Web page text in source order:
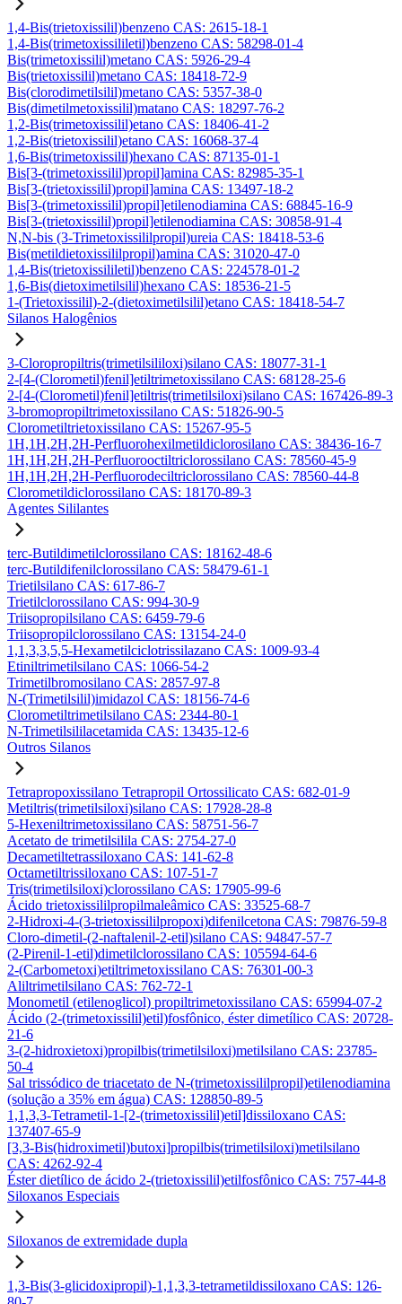
1,4-Bis(trietoxissilil)benzeno CAS: 2615-18-1
1,4-Bis(trimetoxissililetil)benzeno CAS: 58298-01-4
Bis(trimetoxissilil)metano CAS: 5926-29-4
Bis(trietoxissilil)metano CAS: 18418-72-9
Bis(clorodimetilsilil)metano CAS: 5357-38-0
Bis(dimetilmetoxissilil)matano CAS: 18297-76-2
1,2-Bis(trimetoxissilil)etano CAS: 18406-41-2
1,2-Bis(trietoxissilil)etano CAS: 16068-37-4
1,6-Bis(trimetoxissilil)hexano CAS: 87135-01-1
Bis[3-(trimetoxissilil)propil]amina CAS: 82985-35-1
Bis[3-(trietoxissilil)propil]amina CAS: 13497-18-2
Bis[3-(trimetoxissilil)propil]etilenodiamina CAS: 68845-16-9
Bis[3-(trietoxissilil)propil]etilenodiamina CAS: 30858-91-4
N,N-bis (3-Trimetoxissililpropil)ureia CAS: 18418-53-6
Bis(metildietoxissililpropil)amina CAS: 31020-47-0
1,4-Bis(trietoxissililetil)benzeno CAS: 224578-01-2
1,6-Bis(dietoximetilsilil)hexano CAS: 18536-21-5
1-(Trietoxissilil)-2-(dietoximetilsilil)etano CAS: 18418-54-7
Silanos Halogênios
3-Cloropropiltris(trimetilsililoxi)silano CAS: 18077-31-1
2-[4-(Clorometil)fenil]etiltrimetoxissilano CAS: 68128-25-6
2-[4-(Clorometil)fenil]etiltris(trimetilsiloxi)silano CAS: 167426-89-3
3-bromopropiltrimetoxissilano CAS: 51826-90-5
Clorometiltrietoxissilano CAS: 15267-95-5
1H,1H,2H,2H-Perfluorohexilmetildiclorosilano CAS: 38436-16-7
1H,1H,2H,2H-Perfluorooctiltriclorossilano CAS: 78560-45-9
1H,1H,2H,2H-Perfluorodeciltriclorossilano CAS: 78560-44-8
Clorometildiclorossilano CAS: 18170-89-3
Agentes Sililantes
terc-Butildimetilclorossilano CAS: 18162-48-6
terc-Butildifenilclorossilano CAS: 58479-61-1
Trietilsilano CAS: 617-86-7
Trietilclorossilano CAS: 994-30-9
Triisopropilsilano CAS: 6459-79-6
Triisopropilclorossilano CAS: 13154-24-0
1,1,3,3,5,5-Hexametilciclotrissilazano CAS: 1009-93-4
Etiniltrimetilsilano CAS: 1066-54-2
Trimetilbromosilano CAS: 2857-97-8
N-(Trimetilsilil)imidazol CAS: 18156-74-6
Clorometiltrimetilsilano CAS: 2344-80-1
N-Trimetilsililacetamida CAS: 13435-12-6
Outros Silanos
Tetrapropoxissilano Tetrapropil Ortossilicato CAS: 682-01-9
Metiltris(trimetilsiloxi)silano CAS: 17928-28-8
5-Hexeniltrimetoxissilano CAS: 58751-56-7
Acetato de trimetilsilila CAS: 2754-27-0
Decametiltetrassiloxano CAS: 141-62-8
Octametiltrissiloxano CAS: 107-51-7
Tris(trimetilsiloxi)clorossilano CAS: 17905-99-6
Ácido trietoxissililpropilmaleâmico CAS: 33525-68-7
2-Hidroxi-4-(3-trietoxissililpropoxi)difenilcetona CAS: 79876-59-8
Cloro-dimetil-(2-naftalenil-2-etil)silano CAS: 94847-57-7
(2-Pirenil-1-etil)dimetilclorossilano CAS: 105594-64-6
2-(Carbometoxi)etiltrimetoxissilano CAS: 76301-00-3
Aliltrimetilsilano CAS: 762-72-1
Monometil (etilenoglicol) propiltrimetoxissilano CAS: 65994-07-2
Ácido (2-(trimetoxissilil)etil)fosfônico, éster dimetílico CAS: 20728-
21-6
3-(2-hidroxietoxi)propilbis(trimetilsiloxi)metilsilano CAS: 23785-
50-4
Sal trissódico de triacetato de N-(trimetoxissililpropil)etilenodiamina
(solução a 35% em água) CAS: 128850-89-5
1,1,3,3-Tetrametil-1-[2-(trimetoxissilil)etil]dissiloxano CAS:
137407-65-9
[3,3-Bis(hidroximetil)butoxi]propilbis(trimetilsiloxi)metilsilano
CAS: 4262-92-4
Éster dietílico de ácido 2-(trietoxissilil)etilfosfônico CAS: 757-44-8
Siloxanos Especiais
Siloxanos de extremidade dupla
1,3-Bis(3-glicidoxipropil)-1,1,3,3-tetrametildissiloxano CAS: 126-